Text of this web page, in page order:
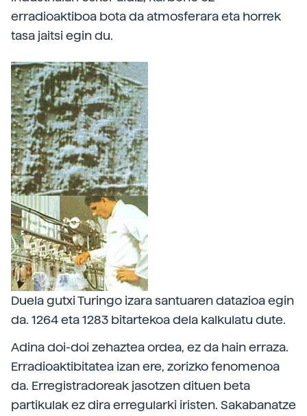
erradioaktiboa bota da atmosferara eta horrek
tasa jaitsi egin du.
Duela gutxi Turingo izara santuaren datazioa egin
da. 1264 eta 1283 bitartekoa dela kalkulatu dute.
Adina doi-doi zehaztea ordea, ez da hain erraza.
Erradioaktibitatea izan ere, zorizko fenomenoa
da. Erregistradoreak jasotzen dituen beta
partikulak ez dira erregularki iristen. Sakabanatze